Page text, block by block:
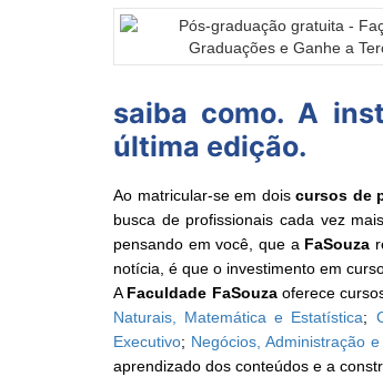
saiba como. A
última edição.
Ao matricular-se em doiscursos de
busca de profissionais cada vez
pensando em você, que a FaSouza
notícia, é que o investimento em
A Faculdade FaSouzaoferece
Naturais, Matemática e Estatística;
Executivo; Negócios, Administração
aprendizado dos conteúdos e a